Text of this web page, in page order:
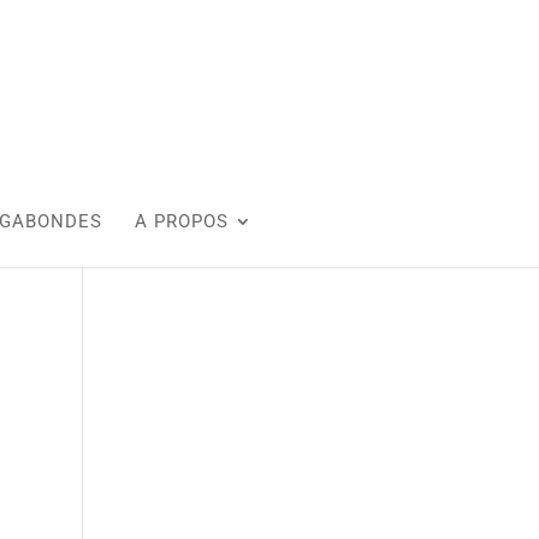
A PROPOS